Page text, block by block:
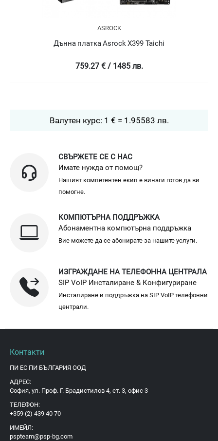
ASROCK
Дънна платка Asrock X570 Steel Legend
451.32 € / 882.71 лв.
Валутен курс: 1 € = 1.95583 лв.
СВЪРЖЕТЕ СЕ С НАС
Имате нужда от помощ?
Нашият компетентен екип е винаги готов да ви
помогне.
КОМПЮТЪРНА ПОДДРЪЖКА
Абонаментна компютърна поддръжка
Вие можете да се абонирате за нашите услуги.
ИЗГРАЖДАНЕ НА ТЕЛЕФОННА ЦЕНТРАЛА
SIP VoIP Инсталиране & Конфигуриране
Инсталиране и поддръжка на SIP VoIP телефонни
централи.
Контакти
ПИ ЕС ПИ БЪЛГАРИЯ ООД
АДРЕС:
София, ул. Проф. Г. Брадистилов 4, ет. 3, офис 3
ТЕЛЕФОН:
+359 (2) 439 40 70
ИМЕЙЛ:
pspteam@psp-bg.com